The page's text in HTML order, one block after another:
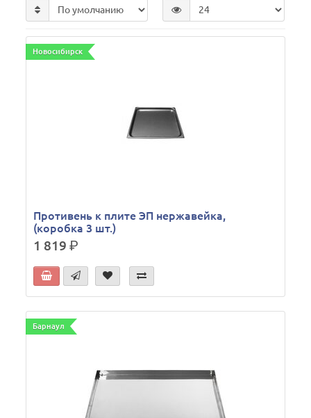
Новосибирск
Противень к плите ЭП нержавейка,
(коробка 3 шт.)
1 819р.
Барнаул